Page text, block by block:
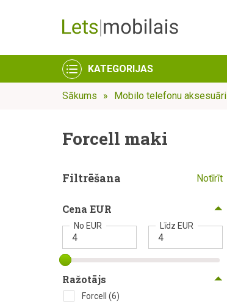
KATEGORIJAS
Sākums Mobilo telefonu aksesuāri
Forcell maki
Filtrēšana Notīrīt
Cena EUR
No EUR Līdz EUR
Ražotājs
Forcell (6)